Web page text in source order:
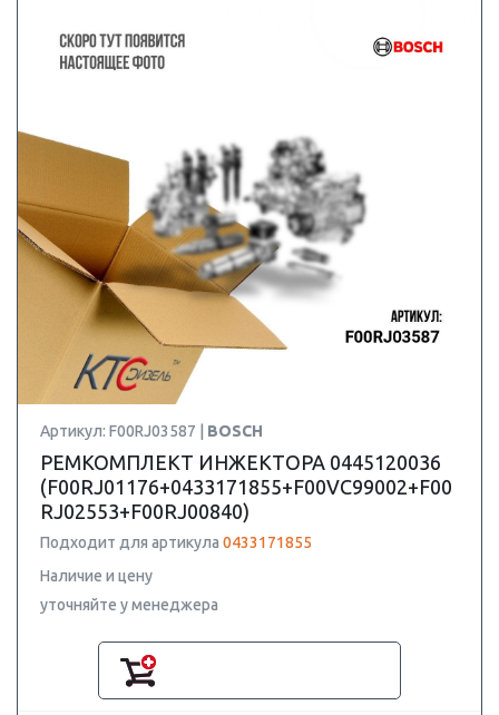
Артикул: F00RJ03587 | BOSCH
РЕМКОМПЛЕКТ ИНЖЕКТОРА 0445120036
(F00RJ01176+0433171855+F00VC99002+F00
RJ02553+F00RJ00840)
Подходит для артикула 0433171855
Наличие и цену
уточняйте у менеджера